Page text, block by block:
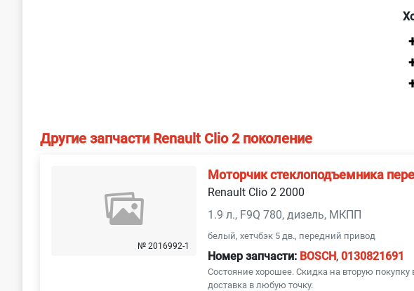
Другие запчасти Renault Clio 2 поколение
№ 2016992-1
Моторчик стеклоподъемника
Renault Clio 2 2000
1.9 л., F9Q 780, дизель, МКПП
белый, хетчбэк 5 дв., передний привод
Номер запчасти: BOSCH,0130821691
Состояние хорошее. Скидка на вторую покупку
доставка в любую точку.